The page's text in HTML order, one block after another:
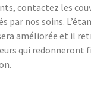
contactez les
par nos soins.
améliorée et il
qui redonneront